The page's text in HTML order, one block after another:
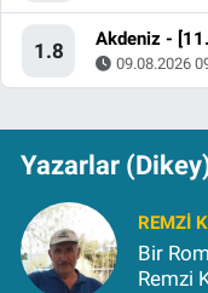
1.8 Akdeniz -
09.08.2026
Yazarlar
REMZI
Bir
Remzi